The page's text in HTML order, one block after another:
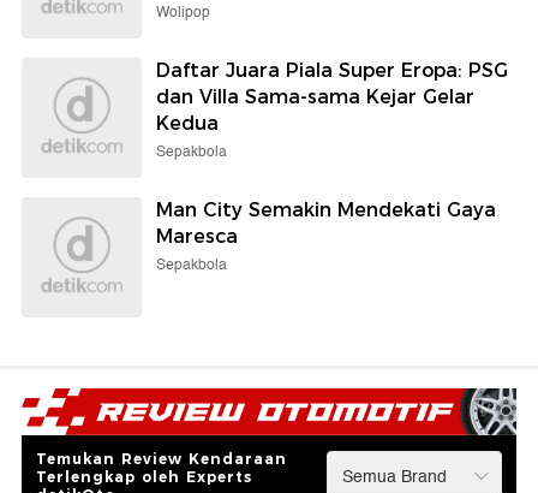
Wolipop
Daftar Juara Piala Super Eropa: PSG
dan Villa Sama-sama Kejar Gelar
Kedua
Sepakbola
Man City Semakin Mendekati Gaya
Maresca
Sepakbola
Temukan Review Kendaraan
Terlengkap oleh Experts